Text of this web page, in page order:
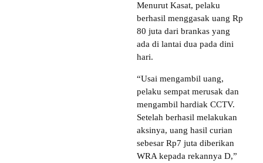
Menurut Kasat, pelaku
berhasil menggasak uang Rp
80 juta dari brankas yang
ada di lantai dua pada dini
hari.
“Usai mengambil uang,
pelaku sempat merusak dan
mengambil hardiak CCTV.
Setelah berhasil melakukan
aksinya, uang hasil curian
sebesar Rp7 juta diberikan
WRA kepada rekannya D,”